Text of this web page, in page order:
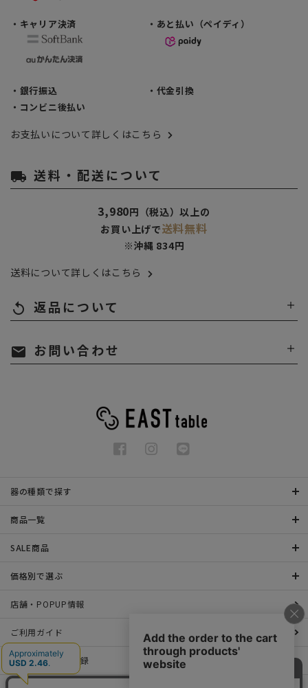
・キャリア決済 ・あと払い（ペイディ）
・銀行振込
・代金引換
・コンビニ後払い
お支払いについて詳しくはこちら
local_shipping 送料・配送について
3,980円（税込）以上の
お買い上げで送料無料
※沖縄 834円
送料について詳しくはこちら
replay 返品について
mail お問い合わせ
器の種類で探す
商品一覧
SALE商品
価格別で選ぶ
店舗・POPUP情報
ご利用ガイド
メールマガジン登録